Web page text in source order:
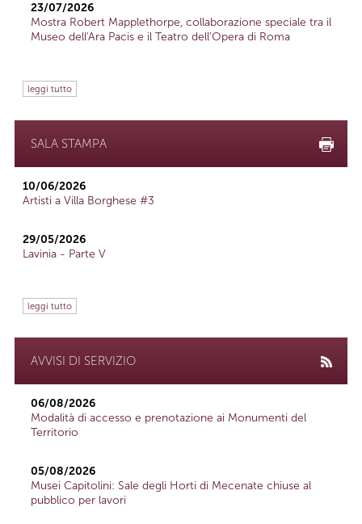
23/07/2026
Mostra Robert Mapplethorpe, collaborazione speciale tra il
Museo dell'Ara Pacis e il Teatro dell'Opera di Roma
leggi tutto
SALA STAMPA
10/06/2026
Artisti a Villa Borghese #3
29/05/2026
Lavinia - Parte V
leggi tutto
AVVISI DI SERVIZIO
06/08/2026
Modalità di accesso e prenotazione ai Monumenti del
Territorio
05/08/2026
Musei Capitolini: Sale degli Horti di Mecenate chiuse al
pubblico per lavori